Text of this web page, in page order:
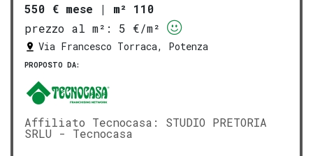
550 € mese | m² 110
prezzo al m²:
5 €/m²
Via Francesco Torraca, Potenza
PROPOSTO DA:
Affiliato Tecnocasa: STUDIO PRETORIA
SRLU - Tecnocasa